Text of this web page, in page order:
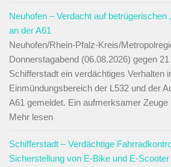
Neuhofen – Verdacht auf betrügerischen
an der A61
Neuhofen/Rhein-Pfalz-Kreis/
Donnerstagabend (06.08.2026) gegen
Schifferstadt ein verdächtiges Verhalten
Einmündungsbereich der L532 und der
A61 gemeldet. Ein aufmerksamer Zeuge
Mehr lesen
Schifferstadt – Verdächtige
Sicherstellung von E-Bike und E-Scooter